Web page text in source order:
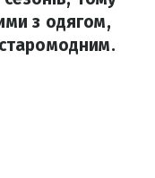
з одягом,